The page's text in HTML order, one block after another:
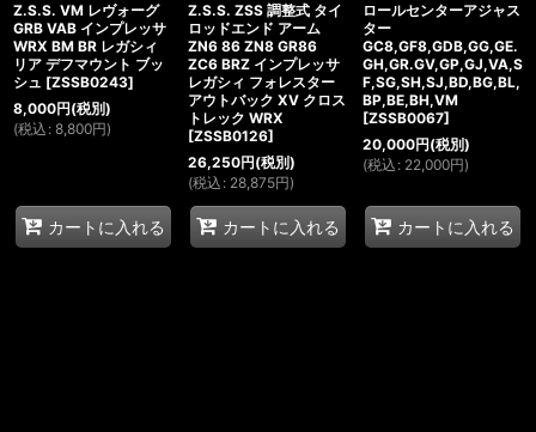
Z.S.S. VM レヴォーグ
GRB VAB インプレッサ
WRX BM BR レガシィ
リア デフマウント ブッ
シュ [ZSSB0243]
8,000円(税別)
(税込 : 8,800円)
カートに入れる
Z.S.S. ZSS 調整式 タイ
ロッドエンド アーム
ZN6 86 ZN8 GR86
ZC6 BRZ インプレッサ
レガシィ フォレスター
アウトバック XV クロス
トレック WRX
[ZSSB0126]
26,250円(税別)
(税込 : 28,875円)
カートに入れる
ロールセンターアジャス
ター
GC8,GF8,GDB,GG,GE.
GH,GR.GV,GP,GJ,VA,S
F,SG,SH,SJ,BD,BG,BL,
BP,BE,BH,VM
[ZSSB0067]
20,000円(税別)
(税込 : 22,000円)
カートに入れる